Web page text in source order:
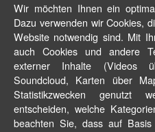
Wir möchten Ihnen ein
Dazu verwenden wir Cookies,
Website notwendig sind. Mit
auch Cookies und andere
externer Inhalte (Videos
Soundcloud, Karten über
Statistikzwecken genutzt
entscheiden, welche
beachten Sie, dass auf